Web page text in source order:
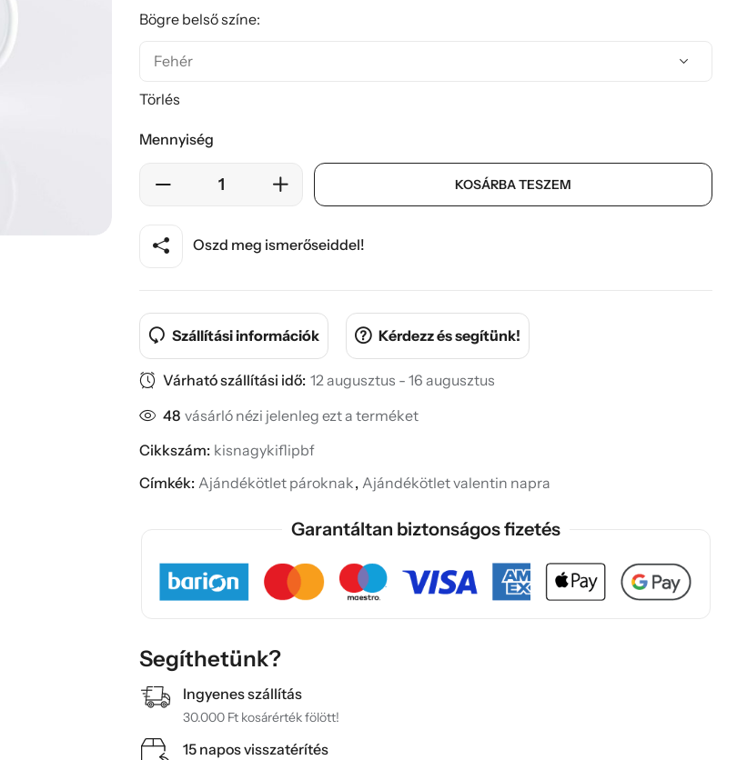
Bögre belső színe:
Törlés
Mennyiség
KOSÁRBA TESZEM
Oszd meg ismerőseiddel!
Szállítási információk Kérdezz és segítünk!
Várható szállítási idő: 12 augusztus - 16 augusztus
48 vásárló nézi jelenleg ezt a terméket
Cikkszám: kisnagykiflipbf
Címkék: Ajándékötlet pároknak, Ajándékötlet valentin napra
Garantáltan biztonságos fizetés
Segíthetünk?
Ingyenes szállítás
30.000 Ft kosárérték fölött!
15 napos visszatérítés